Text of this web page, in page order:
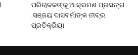
ପରିଚାଳକଙ୍କୁ ଆକ୍ରମଣ ପ୍ରସଙ୍ଗ
:ସଞ୍ଜୟ ଦାସବର୍ମାଙ୍କ ତୀବ୍ର
ପ୍ରତିକ୍ରିୟା